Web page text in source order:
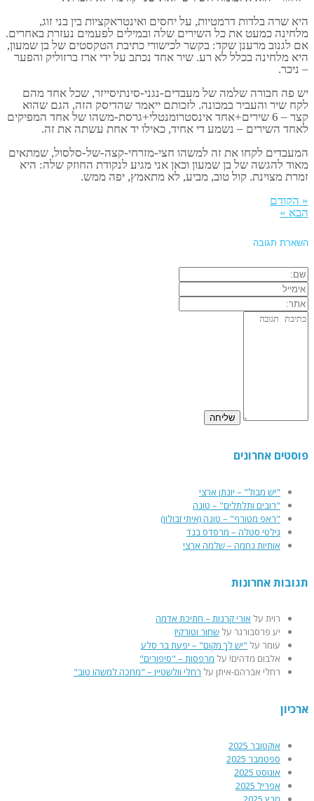
היא שרה בלדות דרמטיות, על יחסים ואינטראקציות בין בני זוג,
מלחינה כמעט את כל השירים שלה ובמילים לפעמים נעזרת באחרים.
אם לגנוב מרענן שקד: בקשר לכישורי כתיבת הטקסטים של בן שמעון,
היא מלחינה בכלל לא רע. שיר אחד נכתב על ידי ארז ברזוליק והפער
– ניכר.
יש פה חבורה שלמה של מעבדים-נגני-סינתיסייזר, שכל אחד מהם
לקח שיר והעביר במכונה. לזכותם ייאמר שהדיסק הזה, הגם שהוא
קצר – 6 שירים+אחד אינסטרומנטלי+גרסת-משהו של אחד המפיקים
לאחד השירים – נשמע די אחיד, כאילו יד אחת עשתה את זה.
המעבדים לקחו את זה למשהו חצי-מזרחי-קצה-של-סלסול, שמתאים
מאוד להגשה של בן שמעון וכאן אני מגיע לנקודת החוזק שלה: היא
זמרת מצוינת. קול טוב, מביע, לא מתאמץ, יפה ממש.
« הקודם
הבא »
השארת תגובה
פוסטים אחרונים
"יש מבול" – יונתן ארצי
"רובים ותלתלים" – טונה
"ראפ מטורף" – טונה (איתי זבולון)
גילטי סטלה – מרסדס בנד
אותיות נחמה – שלמה ארצי
תגובות אחרונות
רוית על אורי קרנות – חתיכת אדמה
יע פרסבורגר על שחור וטורקיז
עומר על "יש לךָ מקום" – יפעת בר סלע
אלבום מדהים! על מרפסות – "סיפורים"
רחלי אברהם-איתן על רחלי וולשטיין – "מחכה למשהו טוב"
ארכיון
אוקטובר 2025
ספטמבר 2025
אוגוסט 2025
אפריל 2025